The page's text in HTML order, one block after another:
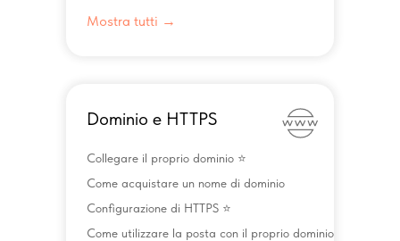
Mostra tutti →
Dominio e HTTPS
Collegare il proprio dominio ⭐️
Come acquistare un nome di dominio
Configurazione di HTTPS ⭐️
Come utilizzare la posta con il proprio dominio